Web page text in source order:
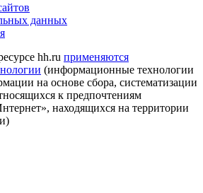
данных
hh.ru применяются
(информационные технологии
на основе сбора, систематизации
к предпочтениям
находящихся на территории